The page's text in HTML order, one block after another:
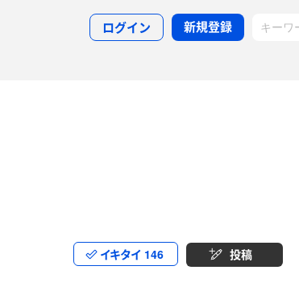
ログイン 新規登録
イキタイ 146 投稿